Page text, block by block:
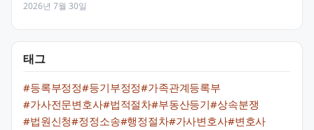
2026년 7월 30일
태그
#등록부정정#등기부정정#가족관계등록부
#가사전문변호사#법적절차#부동산등기#상속분쟁
#법원신청#정정소송#행정절차#가사변호사#변호사